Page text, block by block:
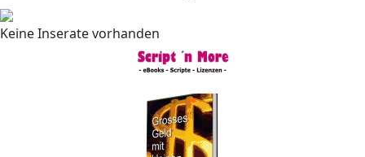
Keine Inserate vorhanden